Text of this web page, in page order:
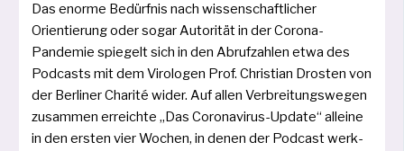
Das enor­me Bedürfnis nach wis­sen­schaft­li­cher
Orientierung oder sogar Autorität in der Corona-
Pandemie spie­gelt sich in den Abrufzahlen etwa des
Podcasts mit dem Virologen Prof. Christian Drosten von
der Berliner Charité wider. Auf allen Verbreitungswegen
zusam­men erreich­te „Das Corona­virus-Update“ allei­ne
in den ers­ten vier Wochen, in denen der Podcast werk­